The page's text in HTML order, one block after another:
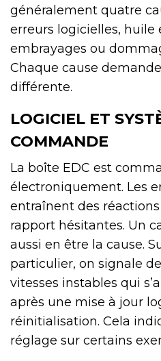
généralement quatre
erreurs logicielles, huile
embrayages ou
Chaque cause
différente.
LOGICIEL ET
COMMANDE
La boîte EDC est
électroniquement. Les
entraînent des
rapport hésitantes. Un
aussi en être la cause.
particulier, on signale
vitesses instables qui
après une mise à jour
réinitialisation. Cela
réglage sur certains